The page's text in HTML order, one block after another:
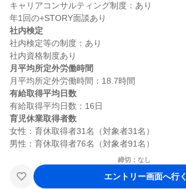
キャリアコンサルティング制度：あり
社内検定
社内検定等の制度：あり
月平均所定外労働時間
有給取得平均日数
育児休業取得者数
女性：育休取得者31名（対象者31名）
締切：なし
エントリー画面へ行く